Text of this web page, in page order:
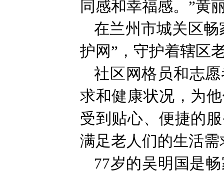
同感和幸福感。”黄
在兰州市城关区
护网”，守护着辖区
社区网格员和志
求和健康状况，为
受到贴心、便捷的
满足老人们的生活
77岁的吴明国是